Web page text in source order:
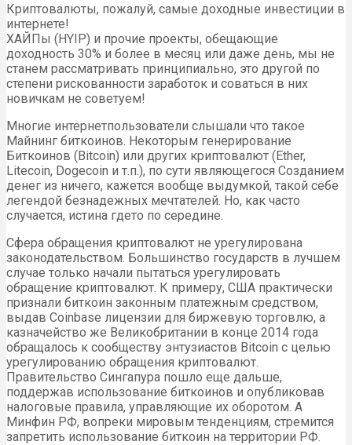
Криптовалюты, пожалуй, самые доходные инвестиции в
интернете!
ХАЙПы (HYIP) и прочие проекты, обещающие
доходность 30% и более в месяц или даже день, мы не
станем рассматривать принципиально, это другой по
степени рискованности заработок и соваться в них
новичкам не советуем!
Многие интернетпользователи слышали что такое
Майнинг биткоинов. Некоторым генерирование
Биткоинов (Bitcoin) или других криптовалют (Ether,
Litecoin, Dogecoin и т.п.), по сути являющегося Созданием
денег из ничего, кажется вообще выдумкой, такой себе
легендой безнадежных мечтателей. Но, как часто
случается, истина гдето по середине.
Сфера обращения криптовалют не урегулирована
законодательством. Большинство государств в лучшем
случае только начали пытаться урегулировать
обращение криптовалют. К примеру, США практически
признали биткоин законным платежным средством,
выдав Coinbase лицензии для биржевую торговлю, а
казначейство же Великобритании в конце 2014 года
обращалось к сообществу энтузиастов Bitcoin с целью
урегулированию обращения криптовалют.
Правительство Сингапура пошло еще дальше,
поддержав использование биткоинов и опубликовав
налоговые правила, управляющие их оборотом. А
Минфин РФ, вопреки мировым тенденциям, стремится
запретить использование биткоин на территории РФ.